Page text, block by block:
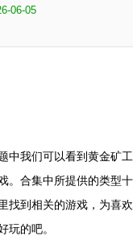
06-05
我们可以看到黄金矿
。合集中所提供的类型十
找到相关的游戏，为喜
玩的吧。